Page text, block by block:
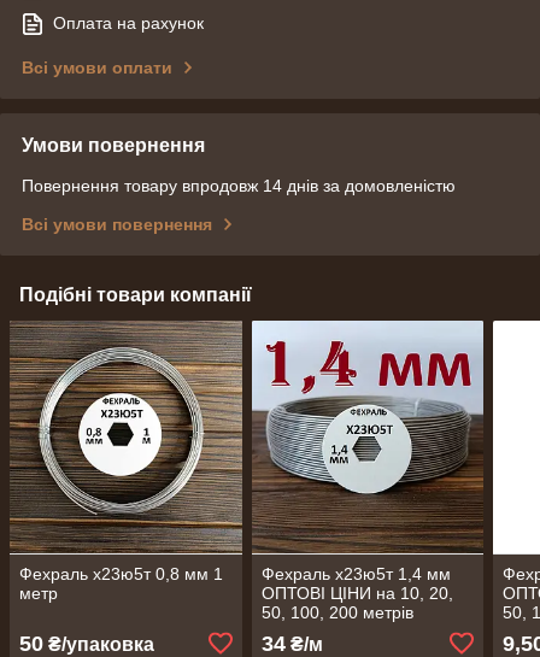
Оплата на рахунок
Всі умови оплати
Умови повернення
Повернення товару впродовж 14 днів за домовленістю
Всі умови повернення
Подібні товари компанії
Фехраль х23ю5т 0,8 мм 1
метр
50 ₴/упаковка
Фехраль х23ю5т 1,4 мм
ОПТОВІ ЦІНИ на 10, 20,
50, 100, 200 метрів
34₴/м
50,